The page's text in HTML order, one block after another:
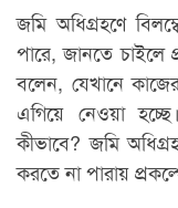
জমি অধিগ্রহণে
পারে, জানতে
বলেন, যেখানে
এগিয়ে নেওয়া
কীভাবে? জমি
করতে না পারায়